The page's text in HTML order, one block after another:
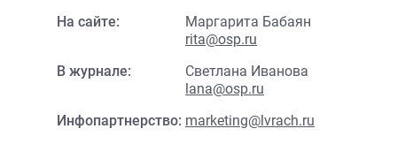
На сайте:
Маргарита Бабаян
rita@osp.ru
В журнале:
Светлана Иванова
lana@osp.ru
Инфопартнерство: marketing@lvrach.ru